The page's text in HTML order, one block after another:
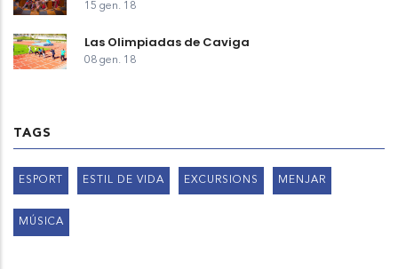
15 gen. 18
Las Olimpiadas de Caviga
08 gen. 18
TAGS
ESPORT ESTIL DE VIDA EXCURSIONS MENJAR
MÚSICA